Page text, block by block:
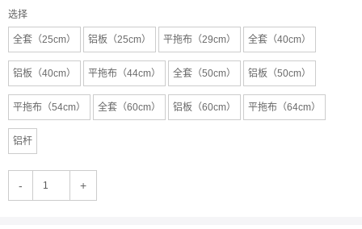
选择
全套（25cm） 铝板（25cm） 平拖布（29cm） 全套（40cm）
铝板（40cm） 平拖布（44cm） 全套（50cm） 铝板（50cm）
平拖布（54cm） 全套（60cm） 铝板（60cm） 平拖布（64cm）
铝杆
- +